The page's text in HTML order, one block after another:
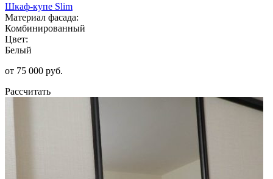
Шкаф-купе Slim
Материал фасада:
Комбинированный
Цвет:
Белый
от 75 000 руб.
Рассчитать